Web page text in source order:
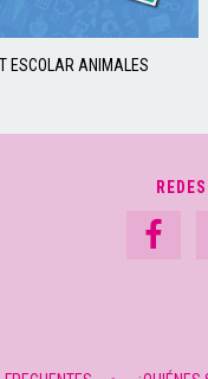
ESCOLAR ANIMALES